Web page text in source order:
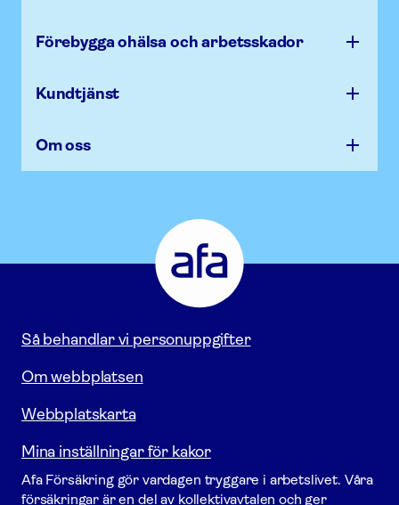
Förebygga ohälsa och arbets­skador
Kundtjänst
Om oss
Försäkring
Gå
till
startsidan
Så behandlar vi personuppgifter
Om webbplatsen
Webbplatskarta
Mina inställningar för kakor
Afa För­säkring gör vardagen tryggare i arbetslivet. Våra
försäk­ringar är en del av kollektivavtalen och ger